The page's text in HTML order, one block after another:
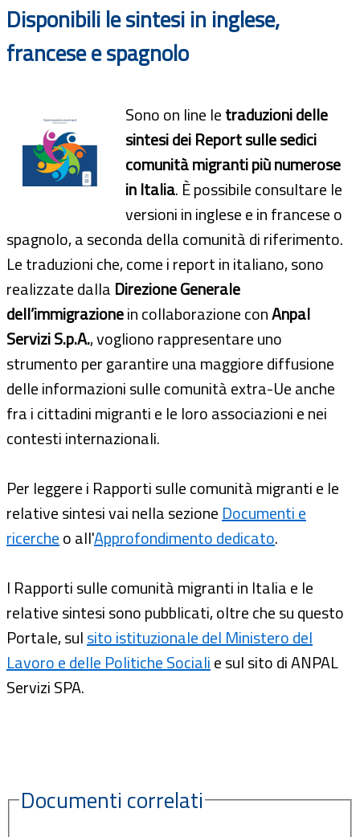
Disponibili le sintesi in inglese,
francese e spagnolo
Sono on line letraduzioni delle
sintesi dei Report sulle sedici
comunità migranti più numerose
in Italia. È possibile consultare le
versioni in inglese e in francese o
spagnolo, a seconda della comunità di riferimento.
Le traduzioni che, come i report in italiano, sono
realizzate dalla Direzione Generale
dell’immigrazionein collaborazione conAnpal
Servizi S.p.A., vogliono rappresentare uno
strumento per garantire una maggiore diffusione
delle informazioni sulle comunità extra-Ue anche
fra i cittadini migranti e le loro associazioni e nei
contesti internazionali.
Per leggere i Rapporti sulle comunità migranti e le
relative sintesi vai nella sezione Documenti e
ricercheo all'Approfondimento dedicato.
I Rapporti sulle comunità migranti in Italia e le
relative sintesi sono pubblicati, oltre che su questo
Portale, sulsito istituzionale del Ministero del
Lavoro e delle Politiche Socialie sul sito di ANPAL
Servizi SPA.
Documenti correlati